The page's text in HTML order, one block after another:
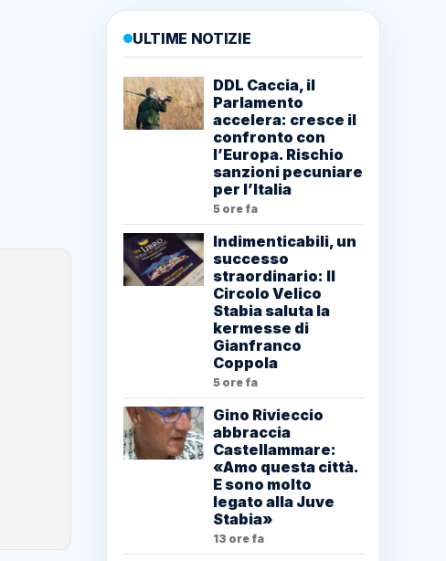
ULTIME NOTIZIE
DDL Caccia, il
Parlamento
accelera: cresce il
confronto con
l’Europa. Rischio
sanzioni pecuniare
per l’Italia
5 ore fa
Indimenticabili, un
successo
straordinario: Il
Circolo Velico
Stabia saluta la
kermesse di
Gianfranco
Coppola
5 ore fa
Gino Rivieccio
abbraccia
Castellammare:
«Amo questa città.
E sono molto
legato alla Juve
Stabia»
13 ore fa